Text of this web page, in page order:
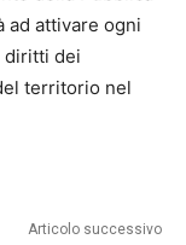
ad attivare ogni
diritti dei
territorio nel
Articolo successivo